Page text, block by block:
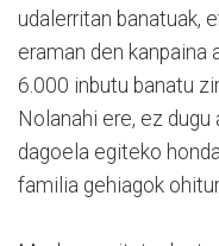
udalerritan banatuak,
eraman den kanpaina
6.000 inbutu banatu
Nolanahi ere, ez
dagoela egiteko
familia gehiagok